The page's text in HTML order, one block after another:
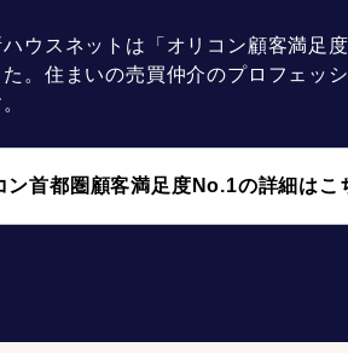
ウスネットは「オリコン顧客満足
。住まいの売買仲介のプロフェッ
ン首都圏顧客満足度No.1の詳細はこ